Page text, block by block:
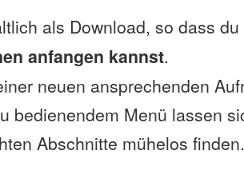
als Download, so dass du
anfangen kannst.
neuen ansprechenden
bedienendem Menü lassen
Abschnitte mühelos finden.